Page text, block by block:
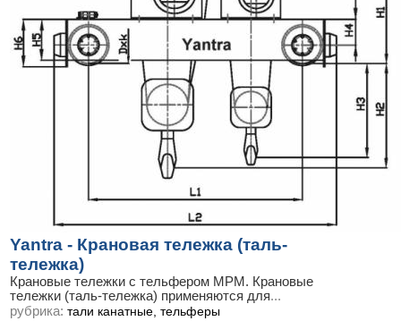
Yantra - Крановая тележка (таль-
тележка)
Крановые тележки с тельфером МРМ. Крановые
тележки (таль-тележка) применяются для...
рубрика: тали канатные, тельферы